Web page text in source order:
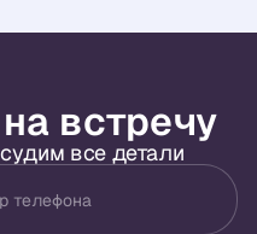
встречу
все детали
телефона